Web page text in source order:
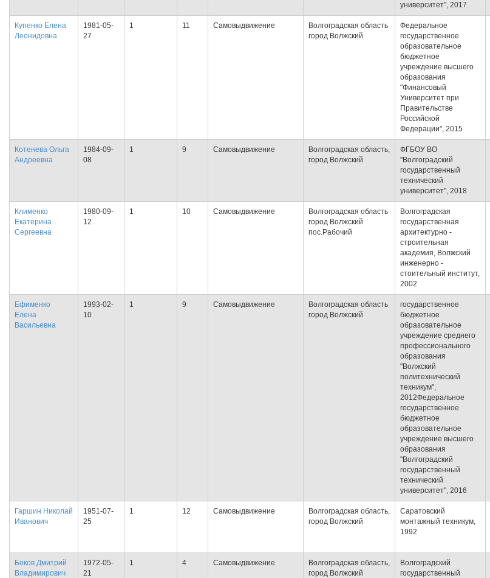
университет", 2017
Купенко Елена
Леонидовна
1981-05-
27
1 11 Самовыдвижение
Волгоградская область
город Волжский
Федеральное
государственное
образовательное
бюджетное
учреждение высшего
образования
"Финансовый
Университет при
Правительстве
Российской
Федерации", 2015
Котенева Ольга
Андреевна
1984-09-
08
1 9 Самовыдвижение
Волгоградская область,
город Волжский
ФГБОУ ВО
"Волгоградский
государственный
технический
университет", 2018
Клименко
Екатерина
Сергеевна
1980-09-
12
1 10 Самовыдвижение
Волгоградская область
город Волжский
пос.Рабочий
Волгоградская
государственная
архитектурно -
строительная
академия, Волжский
инженерно -
стоительный институт,
2002
Ефименко
Елена
Васильевна
1993-02-
10
1 9 Самовыдвижение
Волгоградская область
город Волжский
государственное
бюджетное
образовательное
учреждение среднего
профессионального
образования
"Волжский
политехнический
техникум",
2012Федеральное
государственное
бюджетное
образовательное
учреждение высшего
образования
"Волгоградский
государственный
технический
университет", 2016
Гаршин Николай
Иванович
1951-07-
25
1 12 Самовыдвижение
Волгоградская область,
город Волжский
Саратовский
монтажный техникум,
1992
Боков Дмитрий
Владимирович
1972-05-
21
1 4 Самовыдвижение
Волгоградская область,
город Волжский
Волгоградский
государственный